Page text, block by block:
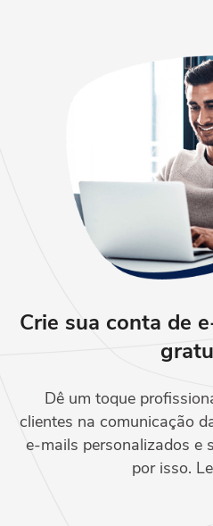
Crie sua conta de
Dê um toque
clientes na comunicação
e-mails personalizados e
por isso.